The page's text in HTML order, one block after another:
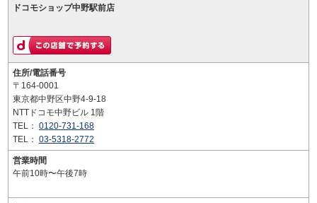
ドコモショップ中野駅前店
住所/電話番号
〒164-0001
東京都中野区中野4-9-18
NTTドコモ中野ビル 1階
TEL： 0120-731-168
TEL： 03-5318-2772
営業時間
午前10時〜午後7時